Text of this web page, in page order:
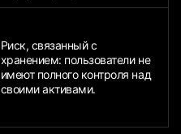
Риск, связанный с
хранением: пользователи не
имеют полного контроля над
своими активами.